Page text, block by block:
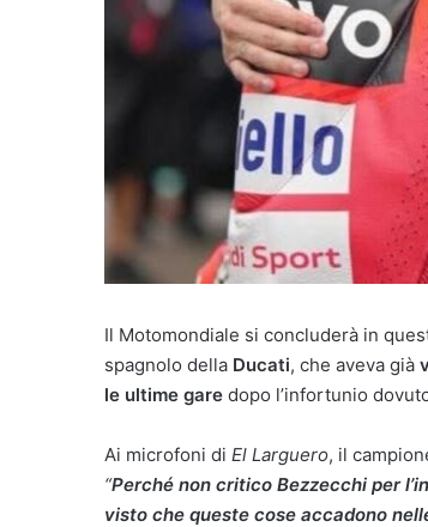
Il Motomondiale si concluderà in
spagnolo della Ducati, che aveva già
le ultime gare dopo l’infortunio
Ai microfoni di El Larguero, il
“Perché non critico Bezzecchi per
visto che queste cose accadono